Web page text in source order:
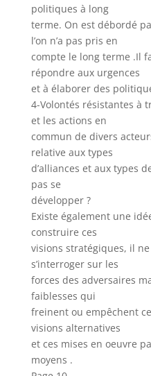
politiques à long
terme. On est débordé
l’on n’a pas pris en
compte le long terme .Il
répondre aux urgences
et à élaborer des
4-Volontés résistantes à
et les actions en
commun de divers
relative aux types
d’alliances et aux types
pas se
développer ?
Existe également une
construire ces
visions stratégiques, il
s’interroger sur les
forces des adversaires
faiblesses qui
freinent ou empêchent
visions alternatives
et ces mises en oeuvre
moyens .